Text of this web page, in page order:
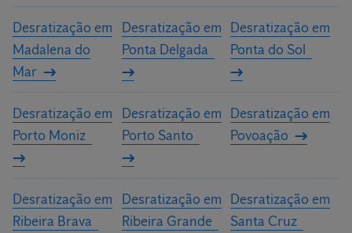
Desratização em
Madalena do
Mar
Desratização em
Ponta Delgada
Desratização em
Ponta do Sol
Desratização em
Porto Moniz
Desratização em
Porto Santo
Desratização em
Povoação
Desratização em
Ribeira Brava
Desratização em
Ribeira Grande
Desratização em
Santa Cruz